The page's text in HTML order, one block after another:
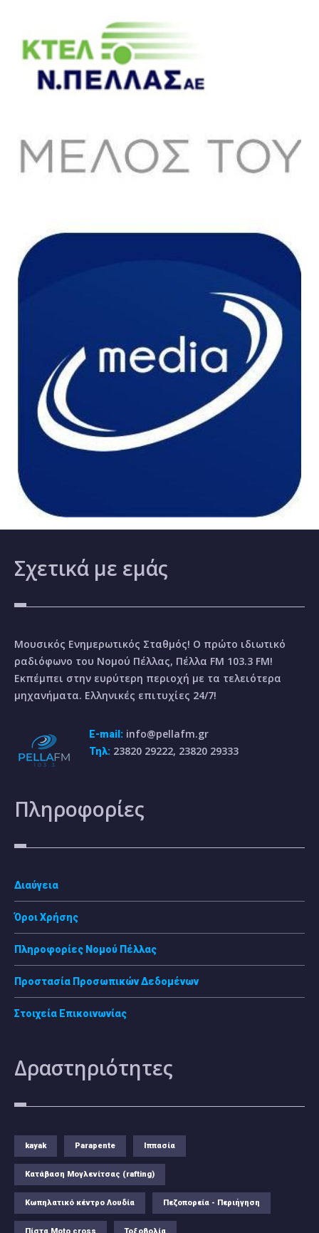
Σχετικά με εμάς
Μουσικός Ενημερωτικός Σταθμός! Ο πρώτο ιδιωτικό
ραδιόφωνο του Νομού Πέλλας, Πέλλα FM 103.3 FM!
Εκπέμπει στην ευρύτερη περιοχή με τα τελειότερα
μηχανήματα. Ελληνικές επιτυχίες 24/7!
E-mail: info@pellafm.gr
Τηλ: 23820 29222, 23820 29333
Πληροφορίες
Διαύγεια
Όροι Χρήσης
Πληροφορίες Νομού Πέλλας
Προστασία Προσωπικών Δεδομένων
Στοιχεία Επικοινωνίας
Δραστηριότητες
kayak Parapente Ιππασία
Κατάβαση Μογλενίτσας (rafting)
Κωπηλατικό κέντρο Λουδία Πεζοπορεία - Περιήγηση